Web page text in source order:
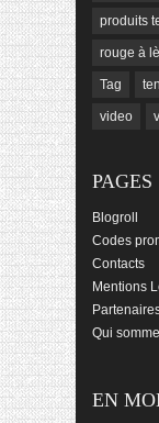
produits
rouge à
Tag
video
PAGES
Blogroll
Codes
Contacts
Mentions
Qui
EN